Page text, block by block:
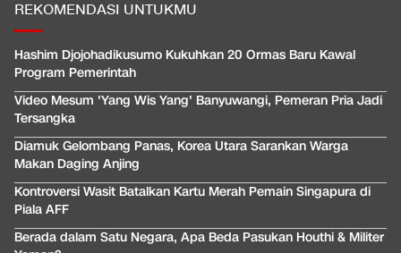
REKOMENDASI UNTUKMU
Hashim Djojohadikusumo Kukuhkan 20 Ormas Baru Kawal
Program Pemerintah
Video Mesum 'Yang Wis Yang' Banyuwangi, Pemeran Pria Jadi
Tersangka
Diamuk Gelombang Panas, Korea Utara Sarankan Warga
Makan Daging Anjing
Kontroversi Wasit Batalkan Kartu Merah Pemain Singapura di
Piala AFF
Berada dalam Satu Negara, Apa Beda Pasukan Houthi & Militer